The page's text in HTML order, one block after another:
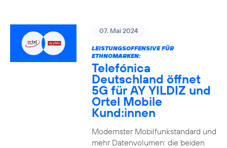
07. Mai 2024
LEISTUNGSOFFENSIVE FÜR
ETHNOMARKEN:
Telefónica
Deutschland öffnet
5G für AY YILDIZ und
Ortel Mobile
Kund:innen
Modernster Mobilfunkstandard und
mehr Datenvolumen: die beiden